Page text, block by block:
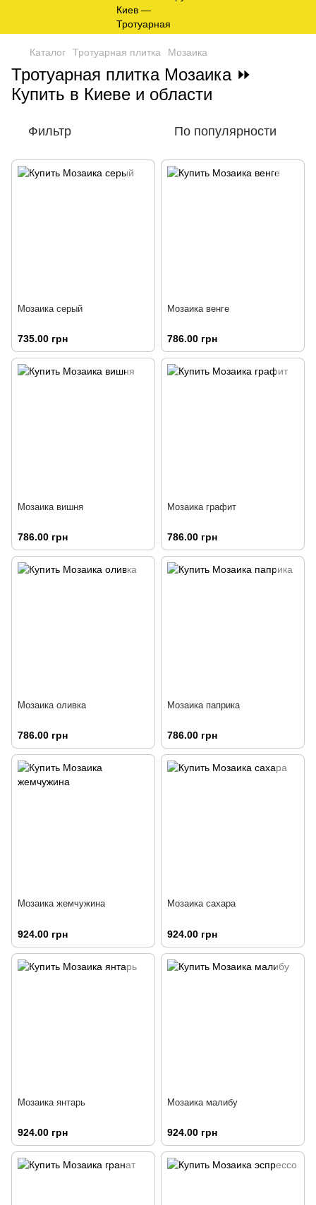
Каталог Тротуарная плитка Мозаика
Тротуарная плитка Мозаика ⏩
Купить в Киеве и области
Фильтр По популярности
Мозаика серый
735.00 грн
Мозаика венге
786.00 грн
Мозаика вишня
786.00 грн
Мозаика графит
786.00 грн
Мозаика оливка
786.00 грн
Мозаика паприка
786.00 грн
Мозаика жемчужина
924.00 грн
Мозаика сахара
924.00 грн
Мозаика янтарь
924.00 грн
Мозаика малибу
924.00 грн